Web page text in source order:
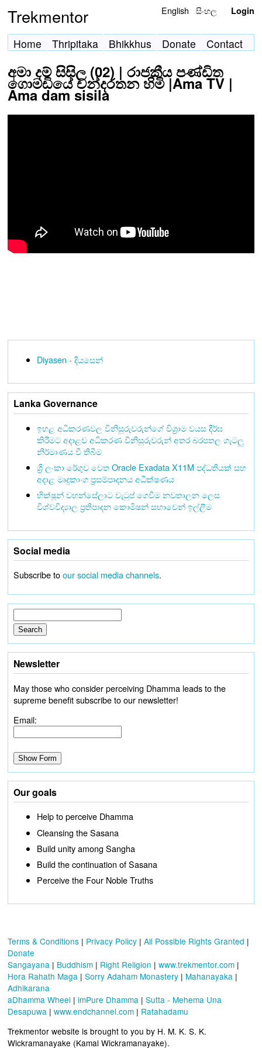
Trekmentor English සිංහල Login
Home Thripitaka Bhikkhus Donate Contact
අමා දම් සිසිල (02) | රාජකීය පණ්ඩිත
ගොමඩියේ චන්දරතන හිමි |Ama TV |
Ama dam sisila
Diyasen - දියසෙන්
Lanka Governance
ඉහළ අධිකරණවල විනිසුරුවරුන්ගේ විශ්‍රාම වයස දීර්ඝ
කිරීමට අදාළව අධිකරණ විනිසුරුවරුන් අතර බරපතල ගැටලු
නිර්මාණය වී තිබීම
ශ්‍රී ලංකා රේගුව වෙත Oracle Exadata X11M පද්ධතියක් සහ
අදාළ මෘදුකාංග ප්‍රසම්පාදනය අධීක්ෂණය
භික්ෂූන් වහන්සේලාට වැටුප් ගෙවීම නවතාලන ලෙස
විශ්වවිද්‍යාල ප්‍රතිපාදන කොමිෂන් සභාවෙන් ඉල්ලීම
Social media
Subscribe toour social media channels.
Newsletter
May those who consider perceiving Dhamma leads to the
supreme benefit subscribe to our newsletter!
Email:
Our goals
Help to perceive Dhamma
Cleansing the Sasana
Build unity among Sangha
Build the continuation of Sasana
Perceive the Four Noble Truths
Terms & Conditions | Privacy Policy | All Possible Rights Granted |
Donate
Sangayana | Buddhism | Right Religion | www.trekmentor.com |
Hora Rahath Maga | Sorry Adaham Monastery | Mahanayaka |
Adhikarana
aDhamma Wheel | imPure Dhamma | Sutta - Mehema Una
Desapuwa | www.endchannel.com | Ratahadamu
Trekmentor website is brought to you by H. M. K. S. K.
Wickramanayake (Kamal Wickramanayake).